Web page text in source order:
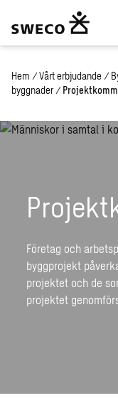
Hem / Vårt erbjudande /
byggnader /
Företag och
byggprojekt
projektet och de
projektet